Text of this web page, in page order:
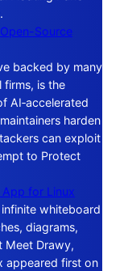
Source
backed by many
firms, is the
AI‑accelerated
harden
can exploit
to Protect
App for Linux
infinite whiteboard
diagrams,
Meet Drawy,
appeared first on